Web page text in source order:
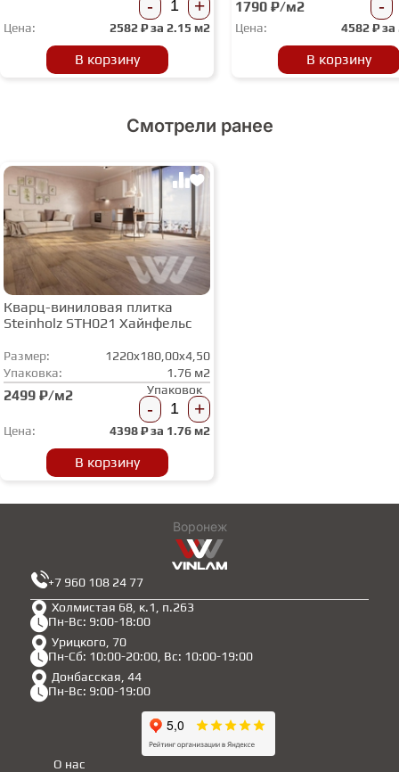
- +
Цена: 2582₽ за 2.15 м2
В корзину
1790 ₽/м2 -
Цена: 4582₽ за
В корзину
Смотрели ранее
Кварц-виниловая плитка
Steinholz STH021 Хайнфельс
Размер:
1220x180,00x4,50
Упаковка:
1.76 м2
2499 ₽/м2 Упаковок
- +
Цена: 4398₽ за 1.76 м2
В корзину
Воронеж
Холмистая 68, к.1, п.263
Пн-Вс: 9:00-18:00
Урицкого, 70
Пн-Сб: 10:00-20:00, Вс: 10:00-19:00
Донбасская, 44
Пн-Вс: 9:00-19:00
+7 960 108 24 77
О нас